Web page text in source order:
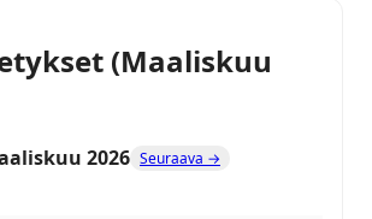
(Maaliskuu
2026 Seuraava →